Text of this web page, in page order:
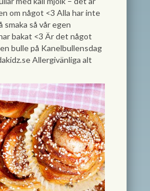
om något <3 Alla har inte
smaka så vår egen
bakat <3 Är det något
bulle på Kanelbullensdag
Allergivänliga alt